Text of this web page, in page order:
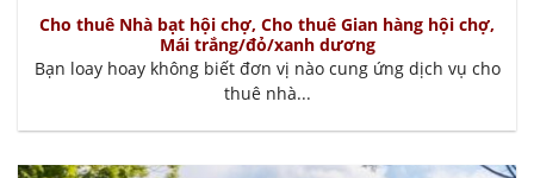
Cho thuê Nhà bạt hội chợ, Cho thuê Gian hàng hội chợ,
Mái trắng/đỏ/xanh dương
Bạn loay hoay không biết đơn vị nào cung ứng dịch vụ cho
thuê nhà...